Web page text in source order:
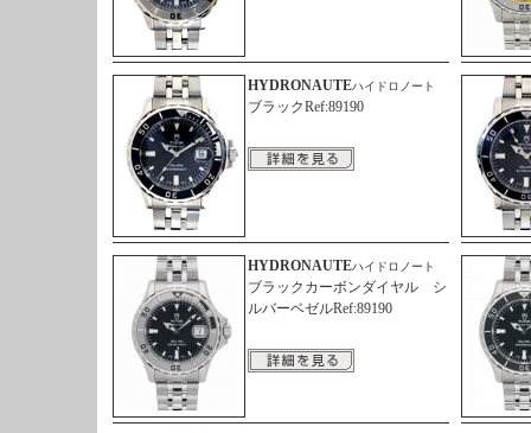
HYDRONAUTEハイドロノート
ブラックRef:89190
HYDRONAUTEハイドロノート
ブラックカーボンダイヤル シ
ルバーベゼルRef:89190